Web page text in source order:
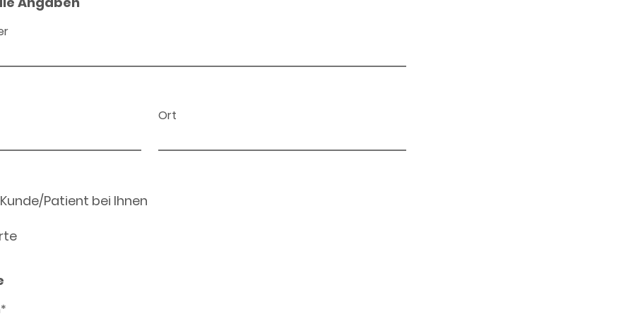
Ort
Patient bei Ihnen